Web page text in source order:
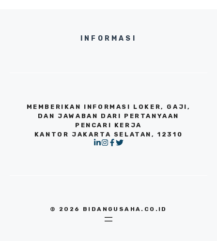
INFORMASI
MEMBERIKAN INFORMASI LOKER, GAJI,
DAN JAWABAN DARI PERTANYAAN
PENCARI KERJA
KANTOR JAKARTA SELATAN, 12310
© 2026 BIDANGUSAHA.CO.ID